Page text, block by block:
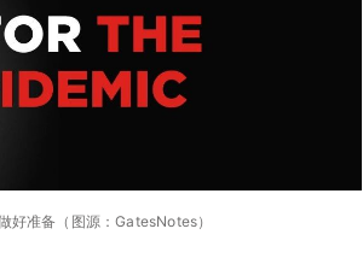
准备（图源：GatesNotes）